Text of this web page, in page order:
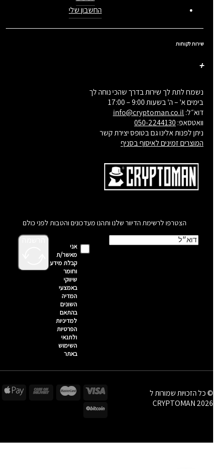
החשבון שלי
שירות לקוחות
נשמח לתת לך שירות בדרך שהכי נוחה לך
בימים א' – ה' בשעות 9:00 – 17:00
דוא״ל:info@cryptoman.co.il
וואטסאפ:050-2244130
ניתן לפנות אלינו גם בטופס יצירת קשר
המוצרים זמינים לאיסוף בסניף
הצטרפו לרשימת הדיוור שלנו ותהנו מעדכונים והטבות לפני כולם
אני
מאשר/ת
קבלת מידע
וחומר
שיווקי
באמצעי
המדיה
השונים
בהתאם
למדיניות
הפרטיות
ולתנאי
השימוש
באתר
הרשמה
© כל הזכויות שמורות ל
CRYPTOMAN 2026